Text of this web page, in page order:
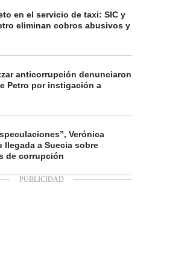
en el servicio de taxi: SIC y
eliminan cobros abusivos y
anticorrupción denunciaron
Petro por instigación a
Verónica
llegada a Suecia sobre
de corrupción